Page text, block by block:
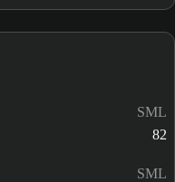
SML
82
SML